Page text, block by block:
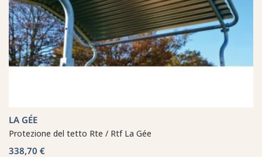
LA GÉE
Protezione del tetto Rte / Rtf La Gée
338,70 €